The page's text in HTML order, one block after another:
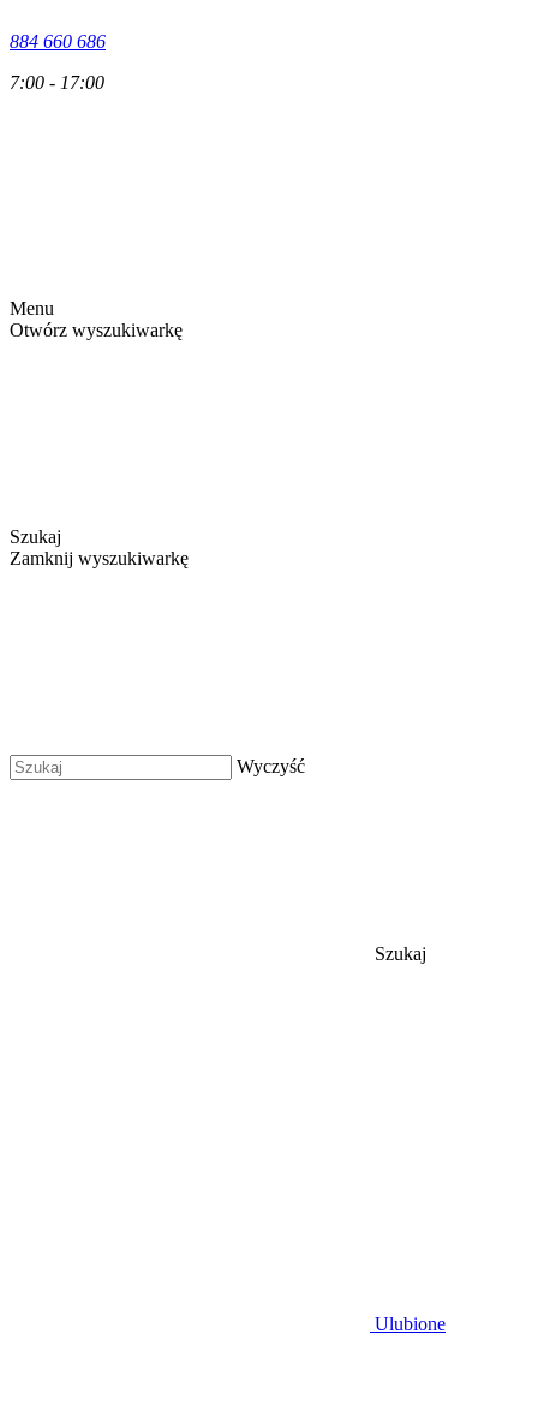
884 660 686
7:00 - 17:00
Menu
Otwórz wyszukiwarkę
Szukaj
Zamknij wyszukiwarkę
Wyczyść
Szukaj
Ulubione